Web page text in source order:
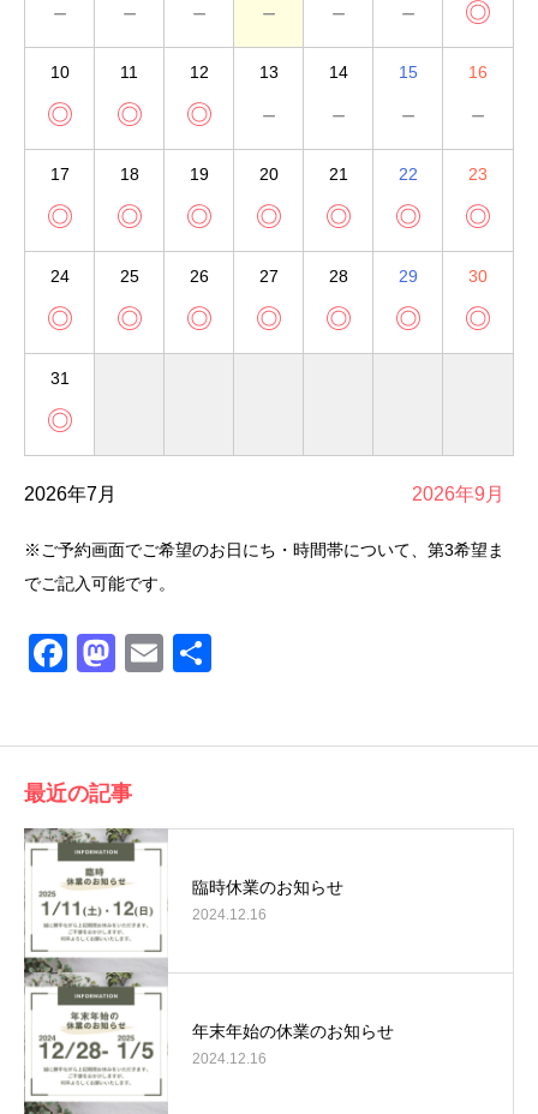
－ － － － － － ◎
10
◎
11
◎
12
◎
13
－
14
－
15
－
16
－
17
◎
18
◎
19
◎
20
◎
21
◎
22
◎
23
◎
24
◎
25
◎
26
◎
27
◎
28
◎
29
◎
30
◎
31
◎
2026年7月 2026年9月
※ご予約画面でご希望のお日にち・時間帯について、第3希望ま
でご記入可能です。
Facebook
Mastodon
Email
最近の記事
臨時休業のお知らせ
2024.12.16
年末年始の休業のお知らせ
2024.12.16